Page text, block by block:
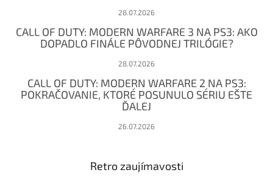
28.07.2026
CALL OF DUTY: MODERN WARFARE 3 NA PS3: AKO
DOPADLO FINÁLE PÔVODNEJ TRILÓGIE?
28.07.2026
CALL OF DUTY: MODERN WARFARE 2 NA PS3:
POKRAČOVANIE, KTORÉ POSUNULO SÉRIU EŠTE
ĎALEJ
26.07.2026
Retro zaujímavosti